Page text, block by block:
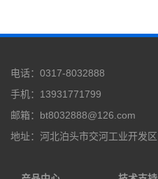
电话：0317-8032888
手机：13931771799
邮箱：bt8032888@126.com
地址：河北泊头市交河工业开发区